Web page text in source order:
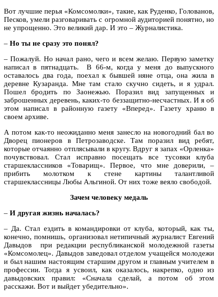
Вот лучшие перья «Комсомолки», такие, как Руденко, Голованов,
Песков, умели разговаривать с огромной аудиторией понятно, но
не упрощенно. Это великий дар. И это – Журналистика.
– Но ты не сразу это понял?
– Пожалуй. Но начал рано, чего и всем желаю. Первую заметку
написал в пятнадцать. В 66-м, когда у меня до выпускного
оставалось два года, поехал к бывшей няне отца, она жила в
деревне Кузаранда. Мне там стало скучно сидеть, и я удрал.
Пошел бродить по Заонежью. Поразил вид запущенных и
заброшенных деревень, каких-то беззащитно-несчастных. И я об
этом написал в районную газету «Вперед». Газету храню в
своем архиве.
А потом как-то неожиданно меня занесло на новогодний бал во
Дворец пионеров в Петрозаводске. Там поразил вид ребят,
которые отчаянно отплясывали в кругу. Вдруг я запах «Орленка»
почувствовал. Стал исправно посещать все тусовки клуба
старшеклассников «Товарищ». Первое, что мне доверили, –
прибить молотком к стене картины талантливой
старшеклассницы Любы Альгиной. От них тоже веяло свободой.
Зачем человеку медаль
– И другая жизнь началась?
– Да. Стал ездить в командировки от клуба, который, как ты,
конечно, помнишь, организовал нетипичный журналист Евгений
Давыдов при редакции республиканской молодежной газеты
«Комсомолец». Давыдов заведовал отделом учащейся молодежи
и был нашим настоящим старшим другом и главным учителем в
профессии. Тогда я усвоил, как оказалось, накрепко, одно из
давыдовских правил: «Сначала сделай, а потом об этом
расскажи. Вот и выйдет убедительно».